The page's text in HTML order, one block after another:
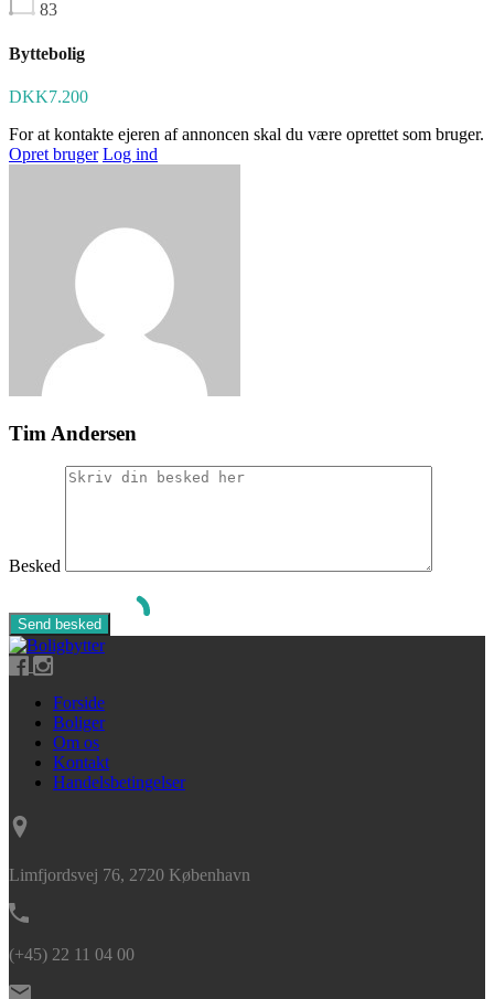
83
Byttebolig
DKK7.200
For at kontakte ejeren af annoncen skal du være oprettet som bruger.
Opret bruger Log ind
Tim Andersen
Besked
Forside
Boliger
Om os
Kontakt
Handelsbetingelser
Limfjordsvej 76, 2720 København
(+45) 22 11 04 00